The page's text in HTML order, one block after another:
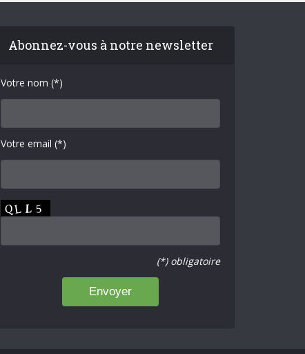
Abonnez-vous à notre newsletter
Votre nom (*)
Votre email (*)
(*) obligatoire